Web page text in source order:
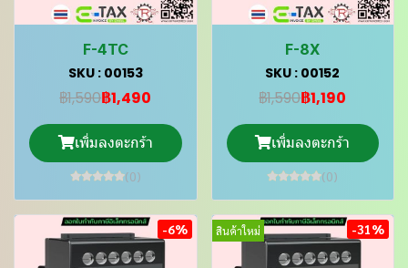
F-4TC
SKU : 00153
฿1,590฿1,490
เพิ่มลงตะกร้า
(0)
F-8X
SKU : 00152
฿1,590฿1,190
เพิ่มลงตะกร้า
(0)
-6% สินค้าใหม่ -31%